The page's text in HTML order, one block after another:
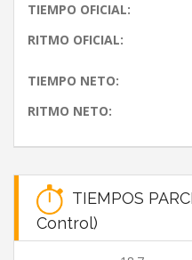
TIEMPO OFICIAL:
RITMO OFICIAL:
TIEMPO NETO:
RITMO NETO:
TIEMPOS
Control)